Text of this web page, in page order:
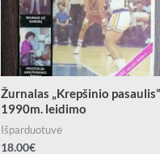
Žurnalas „Krepšinio pasaulis”
1990m. leidimo
Išparduotuvė
18.00€